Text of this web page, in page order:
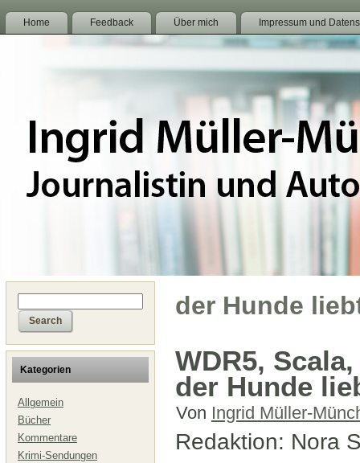
Home Feedback Über mich Impressum und
Kategorien
Allgemein
Bücher
Kommentare
Krimi-Sendungen
der Hunde
WDR5,
der Hunde
Von Ingrid Müller-
Redaktion: Nora